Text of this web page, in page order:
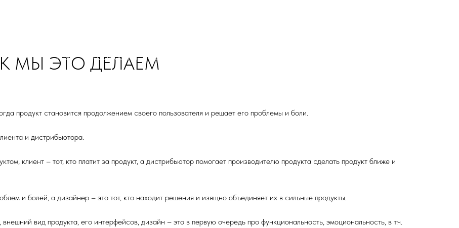
Мы Разработка Дизайн
МЫ ЭТО ДЕЛАЕМ
продукт становится продолжением своего пользователя и решает его проблемы и боли.
и дистрибьютора.
клиент – тот, кто платит за продукт, а дистрибьютор помогает производителю продукта сделать продукт ближе и
и болей, а дизайнер – это тот, кто находит решения и изящно объединяет их в сильные продукты.
вид продукта, его интерфейсов, дизайн – это в первую очередь про функциональность, эмоциональность, в т.ч.